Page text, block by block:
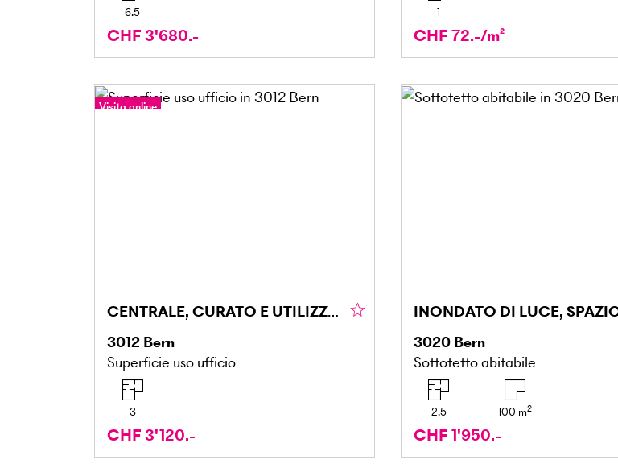
6.5
CHF 3'680.-
1
CHF 72.-/m²
Visita online
CENTRALE, CURATO E UTILIZZABILE IN MOLTI MODI
3012 Bern
Superficie uso ufficio
3
CHF 3'120.-
3020 Bern
Sottotetto abitabile
2.5 100 m2
CHF 1'950.-